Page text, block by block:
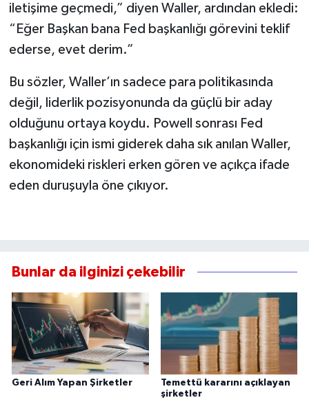
iletişime geçmedi,” diyen Waller, ardından ekledi:
“Eğer Başkan bana Fed başkanlığı görevini teklif
ederse, evet derim.”
Bu sözler, Waller’ın sadece para politikasında
değil, liderlik pozisyonunda da güçlü bir aday
olduğunu ortaya koydu. Powell sonrası Fed
başkanlığı için ismi giderek daha sık anılan Waller,
ekonomideki riskleri erken gören ve açıkça ifade
eden duruşuyla öne çıkıyor.
Bunlar da ilginizi çekebilir
Geri Alım Yapan Şirketler
Temettü kararını açıklayan
şirketler